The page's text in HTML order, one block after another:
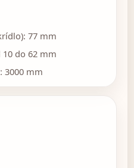
77 mm
do 62 mm
3000 mm